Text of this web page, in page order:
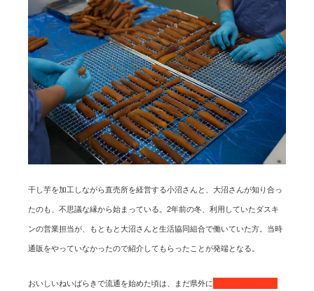
干し芋を加工しながら直売所を経営する小沼さんと、大沼さんが知り合っ
たのも、不思議な縁から始まっている。2年前の冬、利用していたダスキ
ンの営業担当が、もともと大沼さんと生活協同組合で働いていた方。当時
通販をやっていなかったので紹介してもらったことが発端となる。
おいしいねいばらきで流通を始めた頃は、まだ県外に